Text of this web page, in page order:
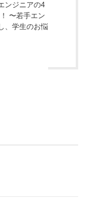
ンジニアの4
〜若手エン
、学生のお悩